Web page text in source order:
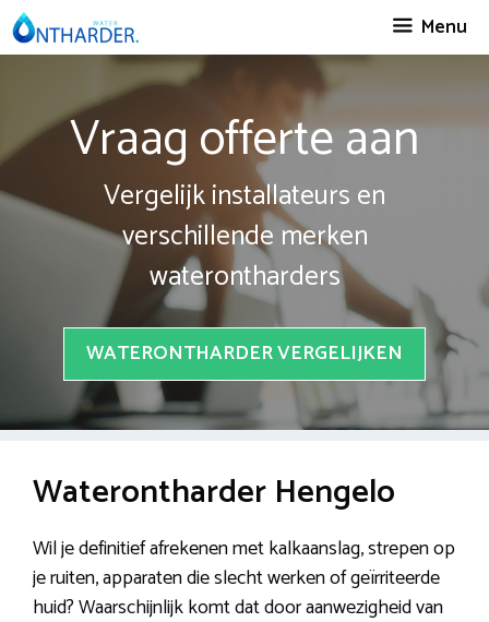
Spring
naar
Menu
Vraag offerte aan
Vergelijk installateurs en
verschillende merken
waterontharders
WATERONTHARDER VERGELIJKEN
Waterontharder Hengelo
Wil je definitief afrekenen met kalkaanslag, strepen op
je ruiten, apparaten die slecht werken of geïrriteerde
huid? Waarschijnlijk komt dat door aanwezigheid van